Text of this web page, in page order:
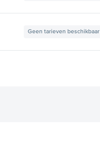
Geen tarieven beschikbaar